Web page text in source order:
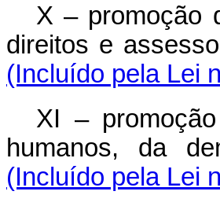
X – promoção
direitos e
(Incluído pela Lei
XI –
humanos, da
(Incluído pela Lei